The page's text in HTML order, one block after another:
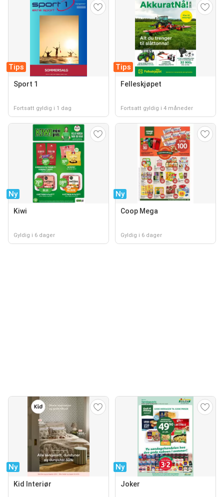
Tips
Sport 1
Fortsatt gyldig i 1 dag
Tips
Felleskjøpet
Fortsatt gyldig i 4 måneder
Ny
Kiwi
Gyldig i 6 dager
Ny
Coop Mega
Gyldig i 6 dager
Ny
Kid Interiør
Ny
Joker